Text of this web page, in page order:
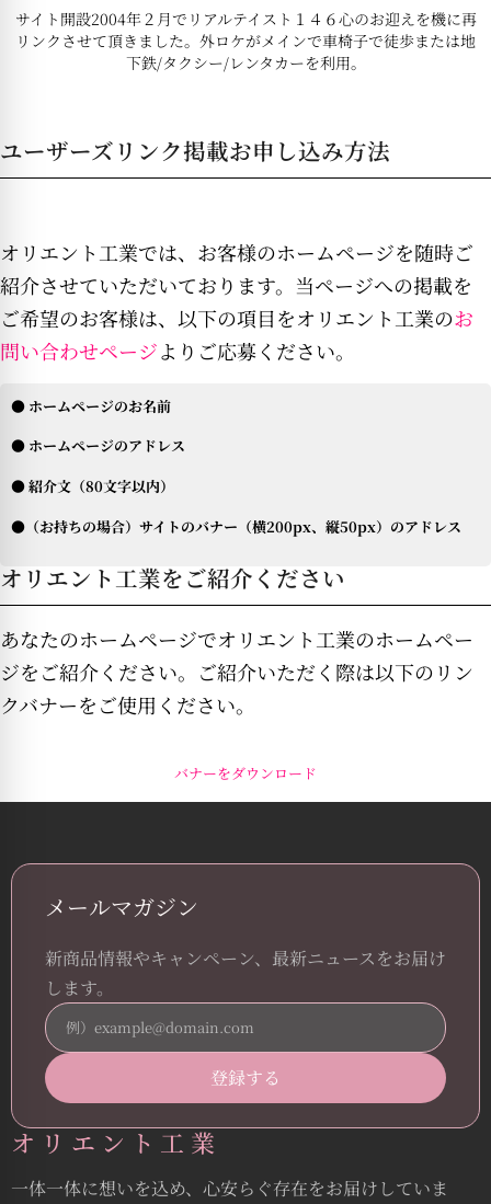
サイト開設2004年２月でリアルテイスト１４６心のお迎えを機に再
リンクさせて頂きました。外ロケがメインで車椅子で徒歩または地
下鉄/タクシー/レンタカーを利用。
ユーザーズリンク掲載お申し込み方法
オリエント工業では、お客様のホームページを随時ご
紹介させていただいております。当ページへの掲載を
ご希望のお客様は、以下の項目をオリエント工業のお
問い合わせページよりご応募ください。
● ホームページのお名前
● ホームページのアドレス
● 紹介文（80文字以内）
●（お持ちの場合）サイトのバナー（横200px、縦50px）のアドレス
オリエント工業をご紹介ください
あなたのホームページでオリエント工業のホームペー
ジをご紹介ください。ご紹介いただく際は以下のリン
クバナーをご使用ください。
バナーをダウンロード
メールマガジン
新商品情報やキャンペーン、最新ニュースをお届け
します。
オリエント工業
一体一体に想いを込め、心安らぐ存在をお届けしていま